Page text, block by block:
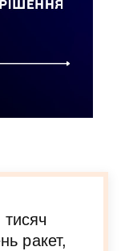
ракет,